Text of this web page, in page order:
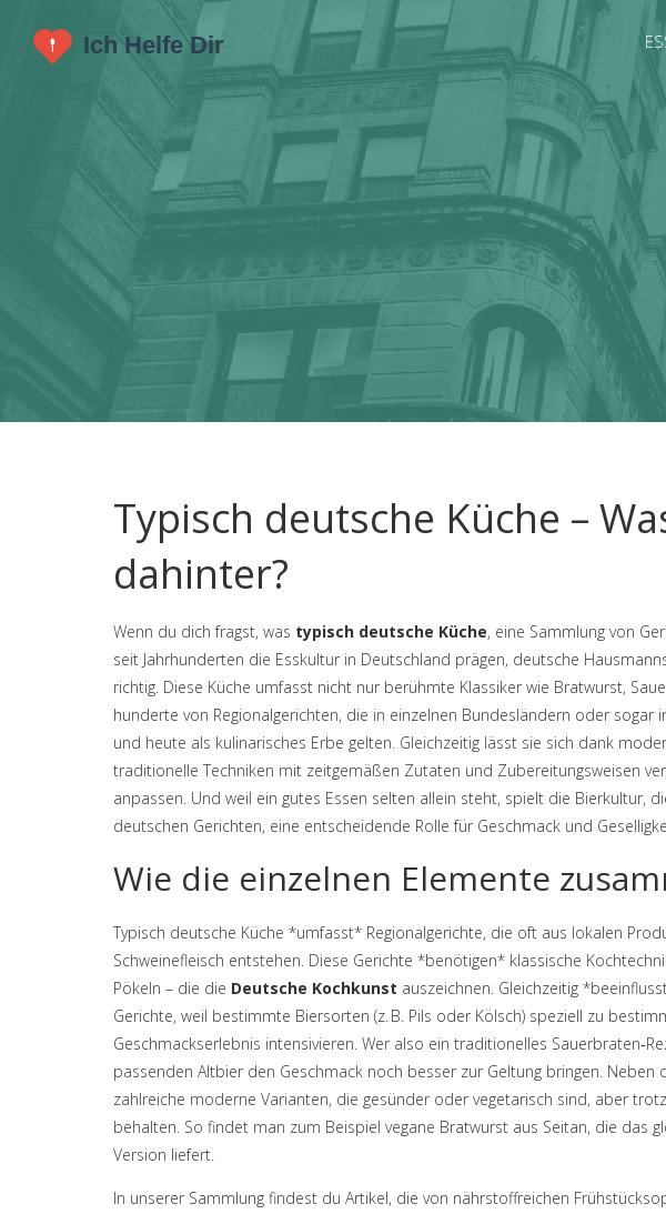
Typisch deutsche Küche –
dahinter?
Wenn du dich fragst, was typisch deutsche Küche, eine Sammlung von
seit Jahrhunderten die Esskultur in Deutschland prägen, deutsche
richtig. Diese Küche umfasst nicht nur berühmte Klassiker wie Bratwurst,
hunderte von Regionalgerichten, die in einzelnen Bundesländern oder sogar
und heute als kulinarisches Erbe gelten. Gleichzeitig lässt sie sich dank
traditionelle Techniken mit zeitgemäßen Zutaten und Zubereitungsweisen
anpassen. Und weil ein gutes Essen selten allein steht, spielt die Bierkultur,
deutschen Gerichten, eine entscheidende Rolle für Geschmack und
Wie die einzelnen Elemente
Typisch deutsche Küche *umfasst* Regionalgerichte, die oft aus lokalen
Schweinefleisch entstehen. Diese Gerichte *benötigen* klassische
Pökeln – die die Deutsche Kochkunst auszeichnen. Gleichzeitig
Gerichte, weil bestimmte Biersorten (z. B. Pils oder Kölsch) speziell zu
Geschmackserlebnis intensivieren. Wer also ein traditionelles
passenden Altbier den Geschmack noch besser zur Geltung bringen. Neben
zahlreiche moderne Varianten, die gesünder oder vegetarisch sind, aber
behalten. So findet man zum Beispiel vegane Bratwurst aus Seitan, die das
Version liefert.
In unserer Sammlung findest du Artikel, die von nährstoffreichen